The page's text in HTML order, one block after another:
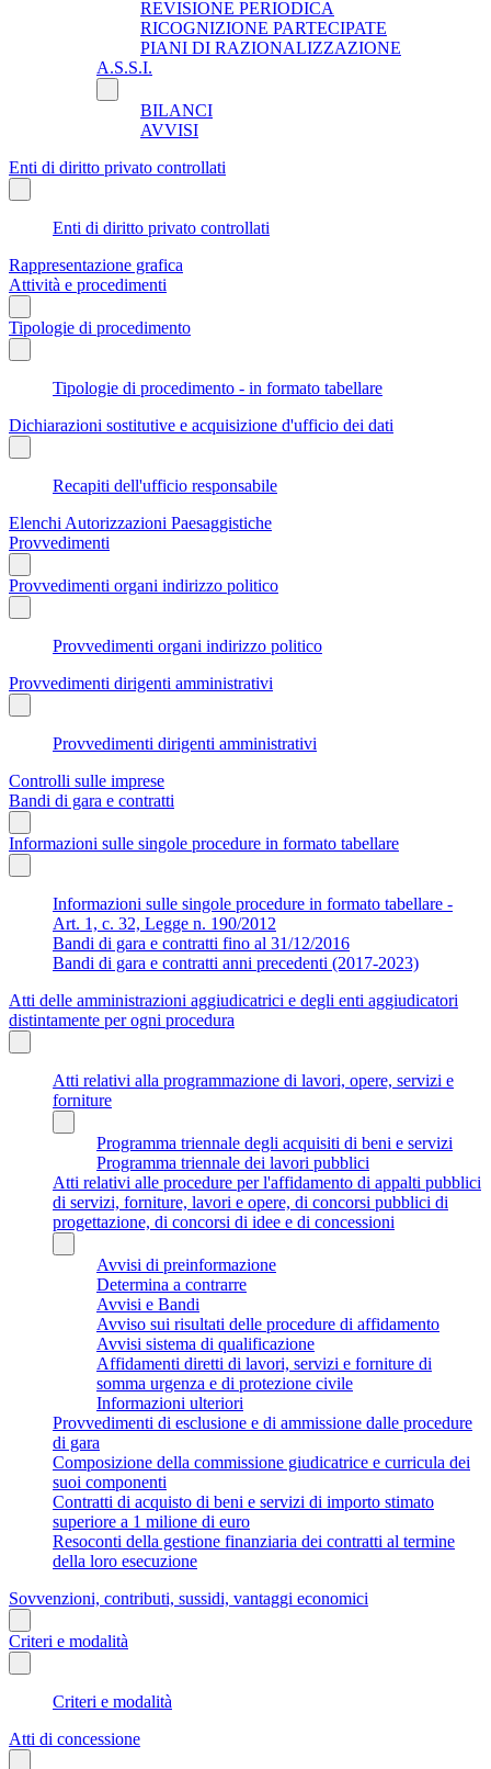
REVISIONE PERIODICA
RICOGNIZIONE PARTECIPATE
PIANI DI RAZIONALIZZAZIONE
A.S.S.I.
BILANCI
AVVISI
Enti di diritto privato controllati
Enti di diritto privato controllati
Rappresentazione grafica
Attività e procedimenti
Tipologie di procedimento
Tipologie di procedimento - in formato tabellare
Dichiarazioni sostitutive e acquisizione d'ufficio dei dati
Recapiti dell'ufficio responsabile
Elenchi Autorizzazioni Paesaggistiche
Provvedimenti
Provvedimenti organi indirizzo politico
Provvedimenti organi indirizzo politico
Provvedimenti dirigenti amministrativi
Provvedimenti dirigenti amministrativi
Controlli sulle imprese
Bandi di gara e contratti
Informazioni sulle singole procedure in formato tabellare
Informazioni sulle singole procedure in formato tabellare -
Art. 1, c. 32, Legge n. 190/2012
Bandi di gara e contratti fino al 31/12/2016
Bandi di gara e contratti anni precedenti (2017-2023)
Atti delle amministrazioni aggiudicatrici e degli enti aggiudicatori
distintamente per ogni procedura
Atti relativi alla programmazione di lavori, opere, servizi e
forniture
Programma triennale degli acquisiti di beni e servizi
Programma triennale dei lavori pubblici
Atti relativi alle procedure per l'affidamento di appalti pubblici
di servizi, forniture, lavori e opere, di concorsi pubblici di
progettazione, di concorsi di idee e di concessioni
Avvisi di preinformazione
Determina a contrarre
Avvisi e Bandi
Avviso sui risultati delle procedure di affidamento
Avvisi sistema di qualificazione
Affidamenti diretti di lavori, servizi e forniture di
somma urgenza e di protezione civile
Informazioni ulteriori
Provvedimenti di esclusione e di ammissione dalle procedure
di gara
Composizione della commissione giudicatrice e curricula dei
suoi componenti
Contratti di acquisto di beni e servizi di importo stimato
superiore a 1 milione di euro
Resoconti della gestione finanziaria dei contratti al termine
della loro esecuzione
Sovvenzioni, contributi, sussidi, vantaggi economici
Criteri e modalità
Criteri e modalità
Atti di concessione